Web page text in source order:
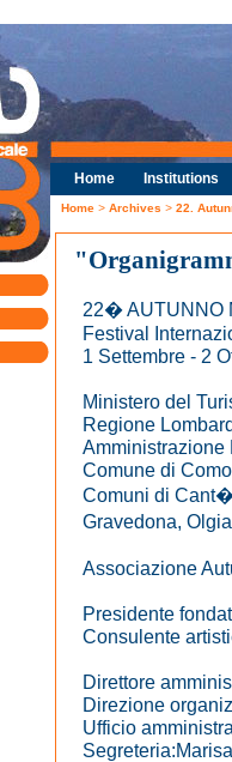
Home Institutions
Home > Archives > 22.
22� AUTUNNO
Festival
1 Settembre - 2
Ministero del
Regione
Amministrazione
Comune di Como
Comuni di
Gravedona,
Associazione
Presidente
Consulente
Direttore
Direzione
Ufficio